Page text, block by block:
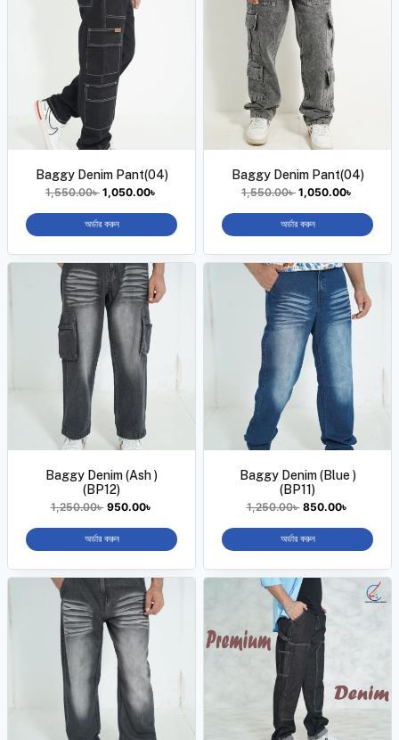
Baggy Denim Pant(04)
1,550.00৳ 1,050.00৳
অর্ডার করুন
Baggy Denim Pant(04)
1,550.00৳ 1,050.00৳
অর্ডার করুন
Baggy Denim (Ash )
(BP12)
1,250.00৳ 950.00৳
অর্ডার করুন
Baggy Denim (Blue )
(BP11)
1,250.00৳ 850.00৳
অর্ডার করুন